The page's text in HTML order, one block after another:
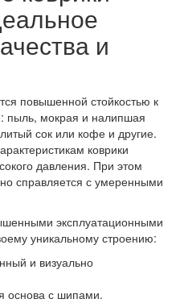
и
повышенной стойкостью к
пыль, мокрая и налипшая
сок или кофе и другие.
коврики
давления. При этом
справляется с умеренными
эксплуатационными
уникальному строению:
и визуально
основа с шипами.